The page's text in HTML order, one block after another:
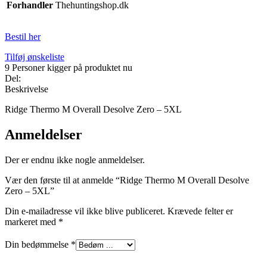
Forhandler Thehuntingshop.dk
Bestil her
Tilføj ønskeliste
9 Personer kigger på produktet nu
Del:
Beskrivelse
Ridge Thermo M Overall Desolve Zero – 5XL
Anmeldelser
Der er endnu ikke nogle anmeldelser.
Vær den første til at anmelde “Ridge Thermo M Overall Desolve
Zero – 5XL”
Din e-mailadresse vil ikke blive publiceret. Krævede felter er
markeret med *
Din bedømmelse *